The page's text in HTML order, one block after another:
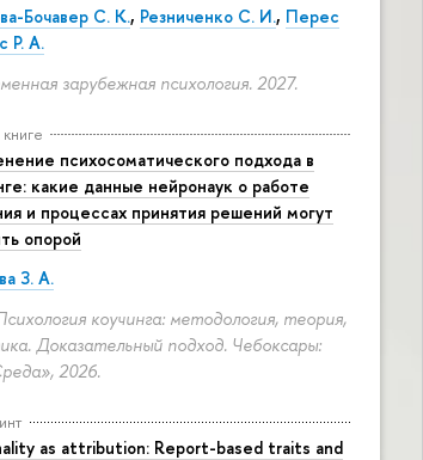
Бочавер С. К., Резниченко С. И., Перес
Р. А.
зарубежная психология. 2027.
психосоматического подхода в
какие данные нейронаук о работе
и процессах принятия решений могут
опорой
З. А.
коучинга: методология, теория,
Доказательный подход. Чебоксары:
2026.
as attribution: Report-based traits and